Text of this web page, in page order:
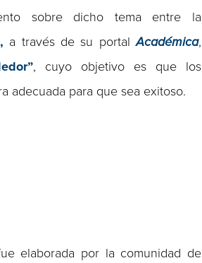
sobre dicho tema entre la
a través de su portalAcadémica,
, cuyo objetivo es que los
adecuada para que sea exitoso.
elaborada por la comunidad de